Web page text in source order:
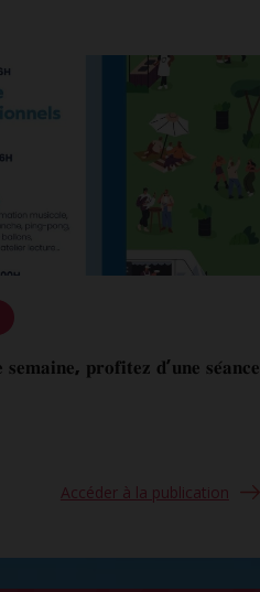
𝐩𝐫𝐨𝐟𝐢𝐭𝐞𝐳 𝐝’𝐮𝐧𝐞 𝐬𝐞́𝐚𝐧𝐜𝐞
Accéder à la publication